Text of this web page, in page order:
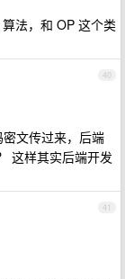
法，和 OP 这个类
40
文传过来，后端
这样其实后端开发
41